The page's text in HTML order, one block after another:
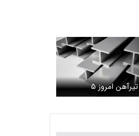
قیمت تیرآهن امروز ۵
+ جدول